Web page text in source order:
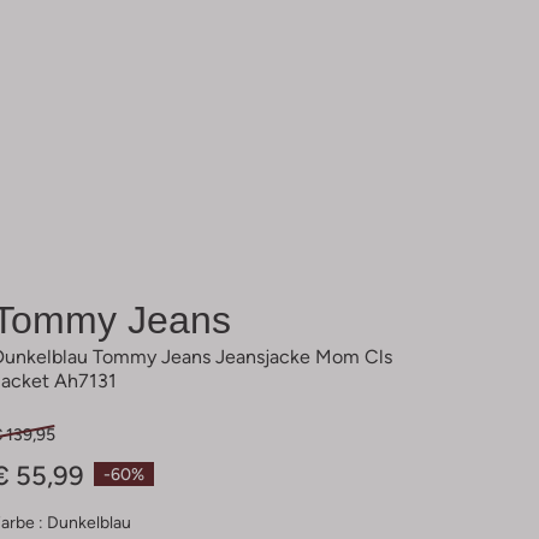
Jeans
Tommy Jeans Jeansjacke Mom Cls
Ah7131
-60%
139,95
55,99
: Dunkelblau